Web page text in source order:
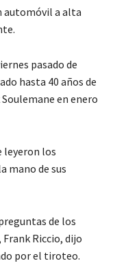
automóvil a alta
pasado de
hasta 40 años de
en enero
leyeron los
mano de sus
de los
Riccio, dijo
por el tiroteo.